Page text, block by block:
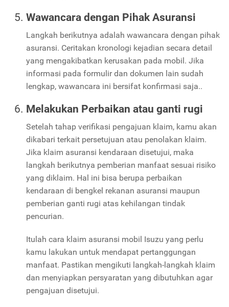
Wawancara dengan Pihak Asuransi
Langkah berikutnya adalah wawancara dengan pihak
asuransi. Ceritakan kronologi kejadian secara detail
yang mengakibatkan kerusakan pada mobil. Jika
informasi pada formulir dan dokumen lain sudah
lengkap, wawancara ini bersifat konfirmasi saja..
Melakukan Perbaikan atau ganti rugi
Setelah tahap verifikasi pengajuan klaim, kamu akan
dikabari terkait persetujuan atau penolakan klaim.
Jika klaim asuransi kendaraan disetujui, maka
langkah berikutnya pemberian manfaat sesuai risiko
yang diklaim. Hal ini bisa berupa perbaikan
kendaraan di bengkel rekanan asuransi maupun
pemberian ganti rugi atas kehilangan tindak
pencurian.
Itulah cara klaim asuransi mobil Isuzu yang perlu
kamu lakukan untuk mendapat pertanggungan
manfaat. Pastikan mengikuti langkah-langkah klaim
dan menyiapkan persyaratan yang dibutuhkan agar
pengajuan disetujui.